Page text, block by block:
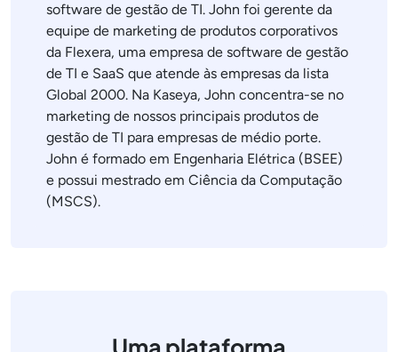
software de gestão de TI. John foi gerente da
equipe de marketing de produtos corporativos
da Flexera, uma empresa de software de gestão
de TI e SaaS que atende às empresas da lista
Global 2000. Na Kaseya, John concentra-se no
marketing de nossos principais produtos de
gestão de TI para empresas de médio porte.
John é formado em Engenharia Elétrica (BSEE)
e possui mestrado em Ciência da Computação
(MSCS).